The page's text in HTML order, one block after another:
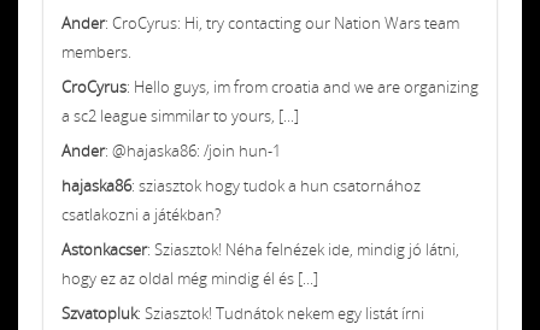
Ander: CroCyrus: Hi, try contacting our Nation Wars team
members.
CroCyrus: Hello guys, im from croatia and we are organizing
a sc2 league simmilar to yours, [...]
Ander: @hajaska86: /join hun-1
hajaska86: sziasztok hogy tudok a hun csatornához
csatlakozni a játékban?
Astonkacser: Sziasztok! Néha felnézek ide, mindig jó látni,
hogy ez az oldal még mindig él és [...]
Szvatopluk: Sziasztok! Tudnátok nekem egy listát írni